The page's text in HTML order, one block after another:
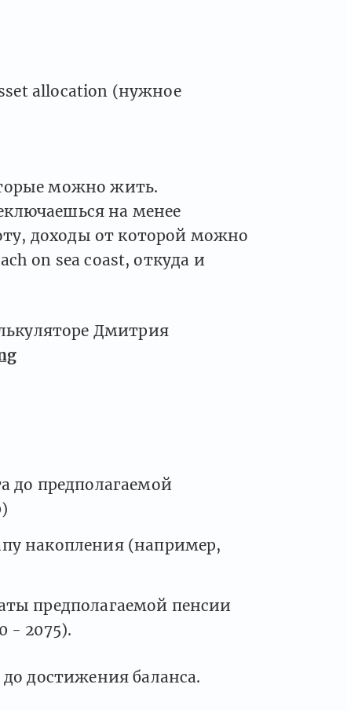
allocation (нужное
можно жить.
на менее
доходы от которой можно
on sea coast, откуда и
Дмитрия
до предполагаемой
накопления (например,
предполагаемой пенсии
- 2075).
достижения баланса.